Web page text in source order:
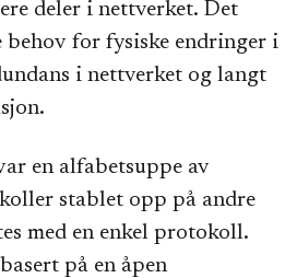
deler i nettverket. Det
for fysiske endringer i
i nettverket og langt
en alfabetsuppe av
stablet opp på andre
med en enkel protokoll.
på en åpen